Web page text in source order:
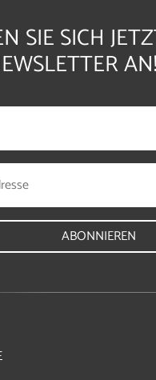
SIE SICH
AN!
ABONNIEREN